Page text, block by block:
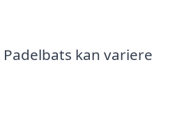
kan variere